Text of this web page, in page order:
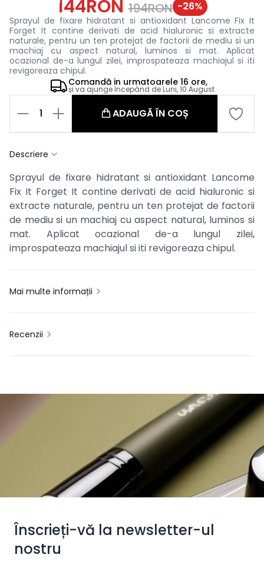
144RON 194RON -26%
Sprayul de fixare hidratant si antioxidant Lancome Fix It
Forget It contine derivati de acid hialuronic si extracte
naturale, pentru un ten protejat de factorii de mediu si un
machiaj cu aspect natural, luminos si mat. Aplicat
ocazional de-a lungul zilei, improspateaza machiajul si iti
revigoreaza chipul.
Comandă in urmatoarele 16 ore,
și va ajunge începând deLuni, 10 August
1 ADAUGĂ ÎN COȘ
Descriere
Sprayul de fixare hidratant si antioxidant Lancome
Fix It Forget It contine derivati de acid hialuronic si
extracte naturale, pentru un ten protejat de factorii
de mediu si un machiaj cu aspect natural, luminos si
mat. Aplicat ocazional de-a lungul zilei,
improspateaza machiajul si iti revigoreaza chipul.
Mai multe informații
Recenzii
Înscrieți-vă la newsletter-ul
nostru